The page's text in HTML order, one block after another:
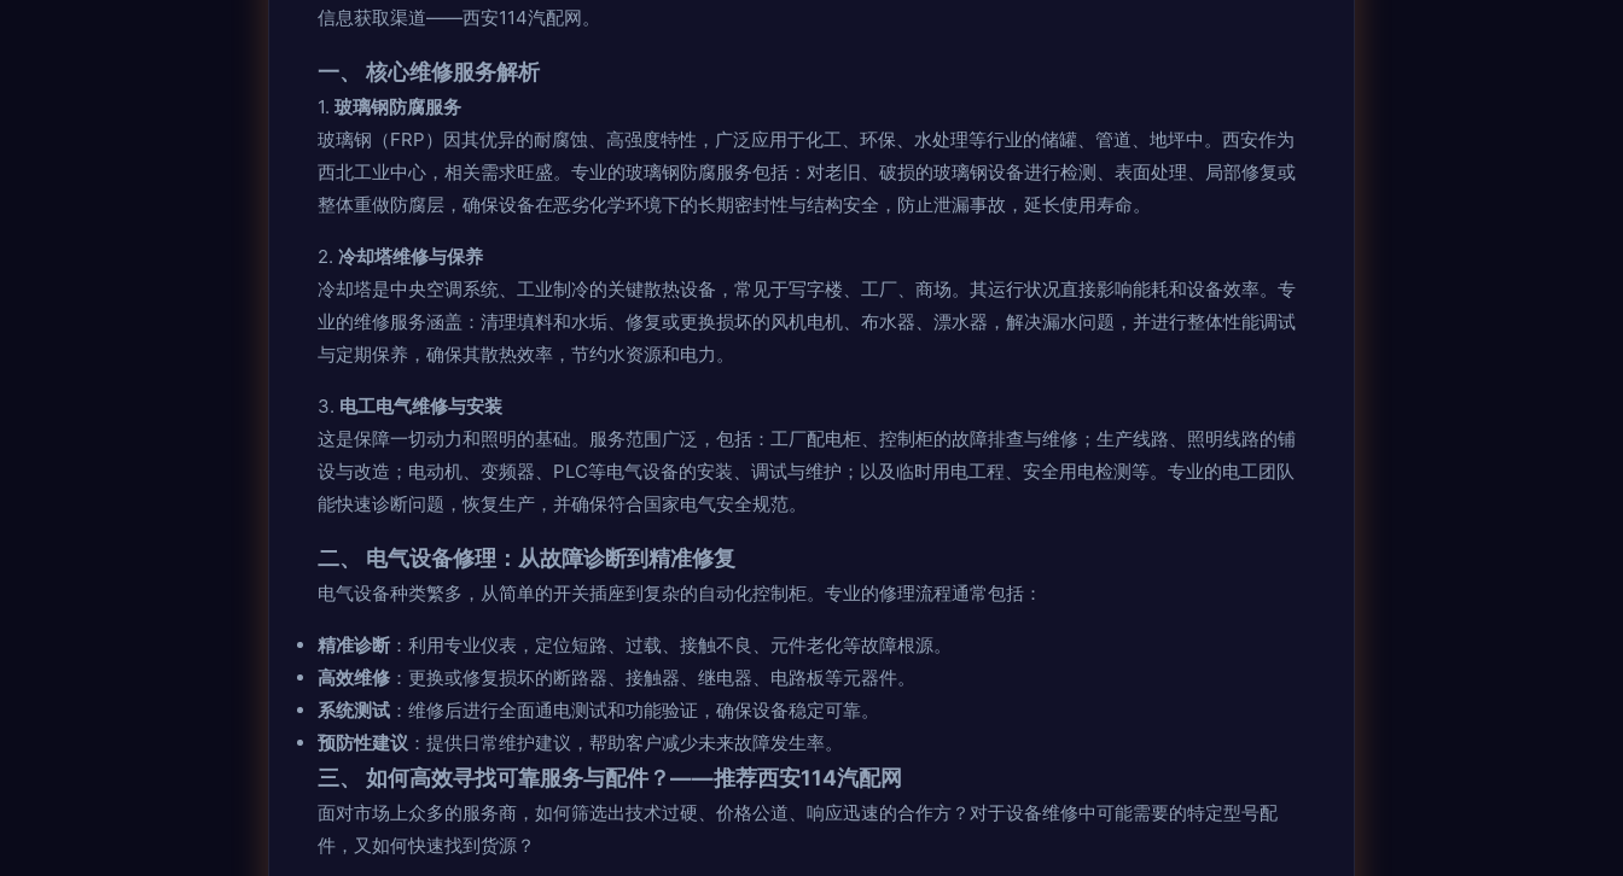
信息获取渠道——西安114汽配网。
一、 核心维修服务解析
1. 玻璃钢防腐服务
玻璃钢（FRP）因其优异的耐腐蚀、高强度特性，广泛应用于化工、环保、水处理等行业的储罐、管道、地坪中。西安作为
西北工业中心，相关需求旺盛。专业的玻璃钢防腐服务包括：对老旧、破损的玻璃钢设备进行检测、表面处理、局部修复或
整体重做防腐层，确保设备在恶劣化学环境下的长期密封性与结构安全，防止泄漏事故，延长使用寿命。
2. 冷却塔维修与保养
冷却塔是中央空调系统、工业制冷的关键散热设备，常见于写字楼、工厂、商场。其运行状况直接影响能耗和设备效率。专
业的维修服务涵盖：清理填料和水垢、修复或更换损坏的风机电机、布水器、漂水器，解决漏水问题，并进行整体性能调试
与定期保养，确保其散热效率，节约水资源和电力。
3. 电工电气维修与安装
这是保障一切动力和照明的基础。服务范围广泛，包括：工厂配电柜、控制柜的故障排查与维修；生产线路、照明线路的铺
设与改造；电动机、变频器、PLC等电气设备的安装、调试与维护；以及临时用电工程、安全用电检测等。专业的电工团队
能快速诊断问题，恢复生产，并确保符合国家电气安全规范。
二、 电气设备修理：从故障诊断到精准修复
电气设备种类繁多，从简单的开关插座到复杂的自动化控制柜。专业的修理流程通常包括：
精准诊断 ：利用专业仪表，定位短路、过载、接触不良、元件老化等故障根源。
高效维修 ：更换或修复损坏的断路器、接触器、继电器、电路板等元器件。
系统测试 ：维修后进行全面通电测试和功能验证，确保设备稳定可靠。
预防性建议 ：提供日常维护建议，帮助客户减少未来故障发生率。
三、 如何高效寻找可靠服务与配件？——推荐西安114汽配网
面对市场上众多的服务商，如何筛选出技术过硬、价格公道、响应迅速的合作方？对于设备维修中可能需要的特定型号配
件，又如何快速找到货源？